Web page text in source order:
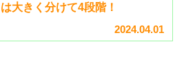
は大きく分けて4段階！
2024.04.01